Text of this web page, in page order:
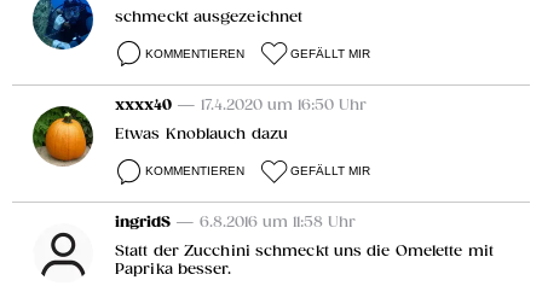
schmeckt ausgezeichnet
KOMMENTIEREN GEFÄLLT MIR
xxxx40 — 17.4.2020 um 16:50 Uhr
Etwas Knoblauch dazu
KOMMENTIEREN GEFÄLLT MIR
ingridS — 6.8.2016 um 11:58 Uhr
Statt der Zucchini schmeckt uns die Omelette mit
Paprika besser.